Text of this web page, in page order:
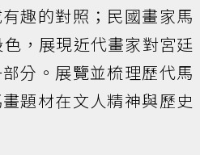
趣的對照；民國畫家馬
，展現近代畫家對宮廷
分。展覽並梳理歷代馬
題材在文人精神與歷史